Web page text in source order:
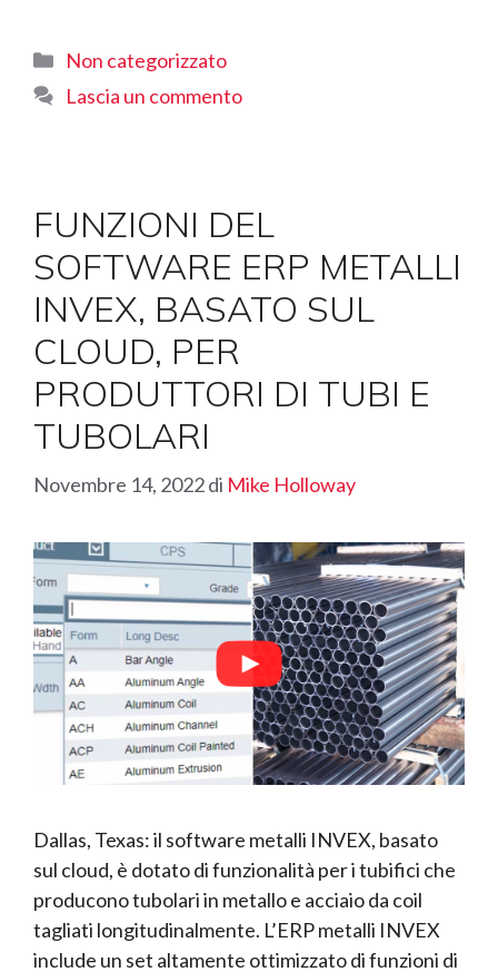
Categorie
Non categorizzato
Lascia un commento
FUNZIONI DEL
SOFTWARE ERP METALLI
INVEX, BASATO SUL
CLOUD, PER
PRODUTTORI DI TUBI E
TUBOLARI
Novembre 14, 2022di Mike Holloway
Dallas, Texas: il software metalli INVEX, basato
sul cloud, è dotato di funzionalità per i tubifici che
producono tubolari in metallo e acciaio da coil
tagliati longitudinalmente. L’ERP metalli INVEX
include un set altamente ottimizzato di funzioni di